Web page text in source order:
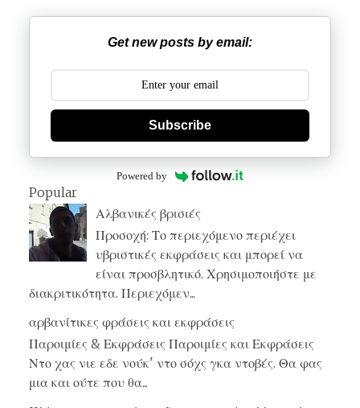
Get new posts by email:
Subscribe
Powered by
Popular
Αλβανικές βρισιές
Προσοχή: Το περιεχόμενο περιέχει
υβριστικές εκφράσεις και μπορεί να
είναι προσβλητικό. Χρησιμοποιήστε με
διακριτικότητα. Περιεχόμεν...
αρβανίτικες φράσεις και εκφράσεις
Παροιμίες & Εκφράσεις Παροιμίες και Εκφράσεις
Ντο χας νιε εδε νούκ' ντο σόχς γκα ντοβές. Θα φας
μια και ούτε που θα...